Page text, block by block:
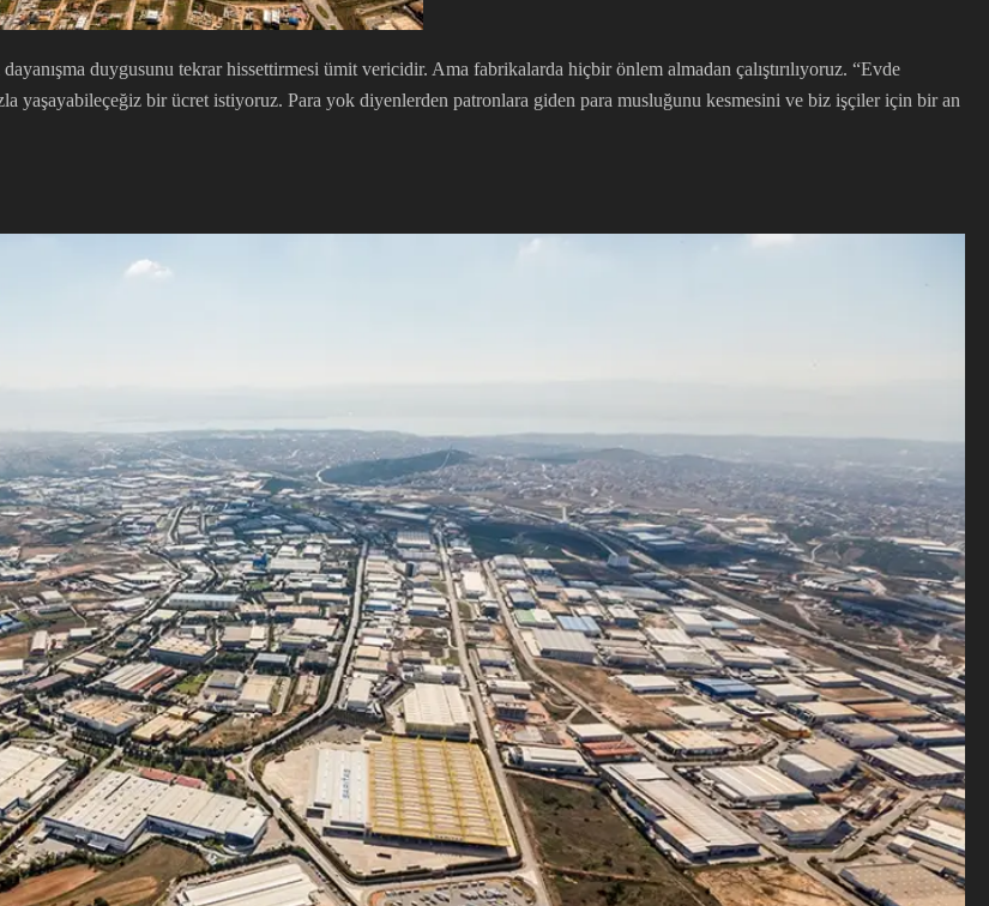
duygusunu tekrar hissettirmesi ümit vericidir. Ama fabrikalarda hiçbir önlem almadan çalıştırılıyoruz. “Evde
yaşayabileçeğiz bir ücret istiyoruz. Para yok diyenlerden patronlara giden para musluğunu kesmesini ve biz işçiler için bir an